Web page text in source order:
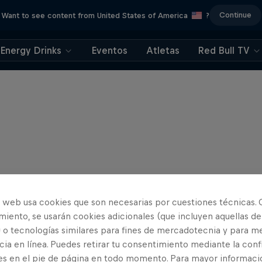
Want to see content from United States of America ? Continue
Energy Drinks Eventos Atletas Red Bull TV
web usa cookies que son necesarias por cuestiones técnicas.
se usarán cookies adicionales (que incluyen aquellas de
tecnologías similares para fines de mercadotecnia y para
en línea. Puedes retirar tu consentimiento mediante la
en el pie de página en todo momento. Para mayor